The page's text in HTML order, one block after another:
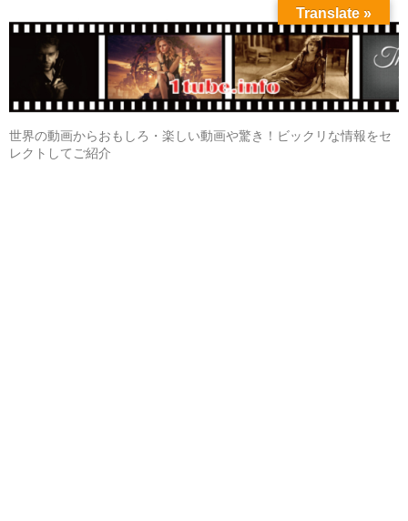
世界の動画からおもしろ・楽しい動画や驚き！ビックリな情報をセ
レクトしてご紹介
Translate »